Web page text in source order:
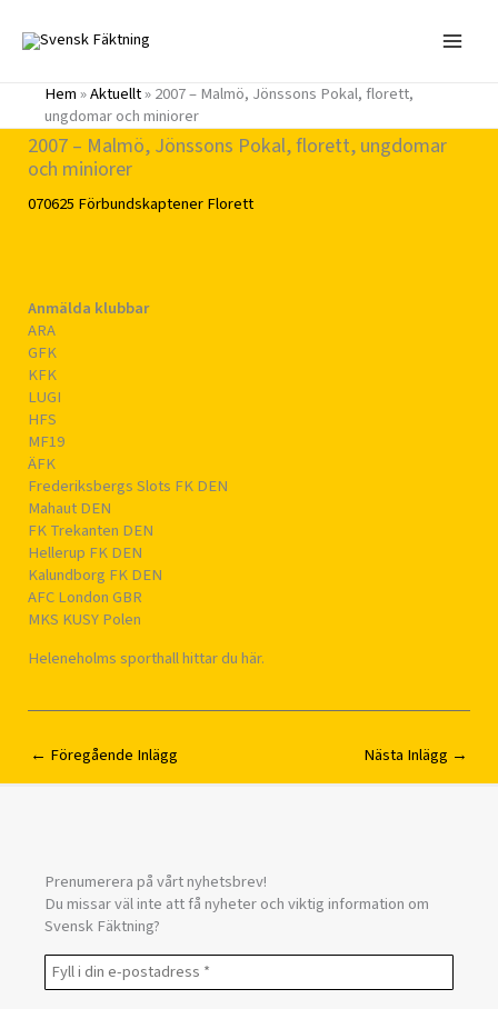
innehåll
Hem»Aktuellt»2007 – Malmö, Jönssons Pokal, florett,
ungdomar och miniorer
2007 – Malmö, Jönssons Pokal, florett, ungdomar
och miniorer
070625 FörbundskaptenerFlorett
Anmälda klubbar
ARA
GFK
KFK
LUGI
HFS
MF19
ÄFK
Frederiksbergs Slots FK DEN
Mahaut DEN
FK Trekanten DEN
Hellerup FK DEN
Kalundborg FK DEN
AFC London GBR
MKS KUSY Polen
Heleneholms sporthall hittar du här.
← Föregående Inlägg Nästa Inlägg →
Prenumerera på vårt nyhetsbrev!
Du missar väl inte att få nyheter och viktig information om
Svensk Fäktning?